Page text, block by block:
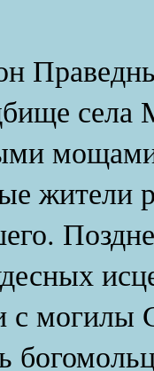
жители
с